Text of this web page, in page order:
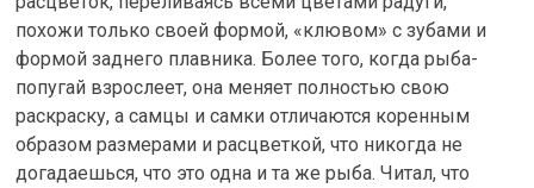
похожи только своей формой, «клювом» с зубами и
формой заднего плавника. Более того, когда рыба-
попугай взрослеет, она меняет полностью свою
раскраску, а самцы и самки отличаются коренным
образом размерами и расцветкой, что никогда не
догадаешься, что это одна и та же рыба. Читал, что